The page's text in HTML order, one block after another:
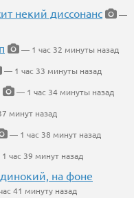
некий диссонанс
—
— 1 час 32 минуты назад
— 1 час 33 минуты назад
— 1 час 34 минуты назад
минут назад
— 1 час 38 минут назад
час 39 минут назад
на фоне
41 минуту назад